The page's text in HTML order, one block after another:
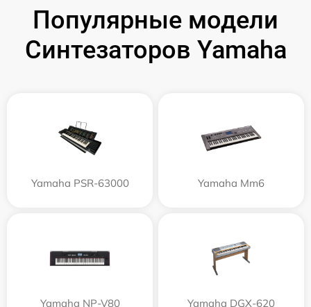
Популярные модели
Синтезаторов Yamaha
Yamaha PSR-63000 Yamaha Mm6
Yamaha NP-V80 Yamaha DGX-620